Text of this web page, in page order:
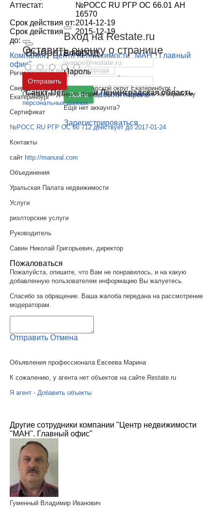
Выбрать город
Москва и
Московская область
Санкт-Петербург иЛенинградская область
Вход на Restate.ru
Email
Пароль
Войти Забыли пароль
Ещё нет аккаунта?
Зарегистрироваться
Аттестат:
№РОСС RU РГР ОС 66.01 АН
16570
Срок действия от:2014-12-19
Срок действия
до:
2015-12-19
Компания: "Центр недвижимости "МАН". Главный
офис"
Регион
Свердловская область, Городской округ Екатеринбург, г.
Екатеринбург
Сертификат
№РОСС RU РГР ОС 66 712 действует до 2017-01-24
Контакты
сайт http://manural.com
Объединения
Уральская Палата недвижимости
Услуги
риэлторские услуги
Руководитель
Савин Николай Григорьевич, директор
Пожаловаться
Пожалуйста, опишите, что Вам не понравилось, и на какую
добавленную пользователем информацию Вы жалуетесь.
Спасибо за обращение. Ваша жалоба передана на рассмотрение
модераторам.
Отправить Отмена
Объявления профессионала Евсеева Марина
К сожалению, у агента нет объектов на сайте Restate.ru
Я агент - Добавить объекты
Другие сотрудники компании "Центр недвижимости
"МАН". Главный офис"
Гуменный Владимир Иванович
Оставить оценку о странице
Отправить
Отправляя данную форму, вы соглашаетесь на обработку
персональных данных